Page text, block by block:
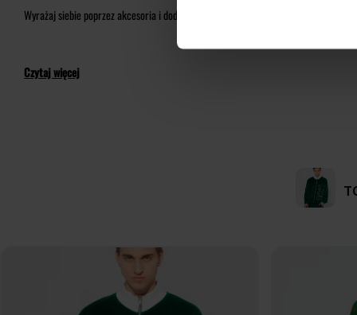
Wyrażaj siebie poprzez akcesoria i dodatki od Local Heroes!
Czytaj więcej